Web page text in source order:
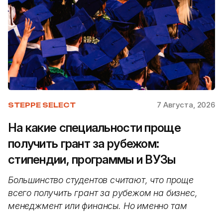
STEPPE SELECT 7 Августа, 2026
На какие специальности проще
получить грант за рубежом:
стипендии, программы и ВУЗы
Большинство студентов считают, что проще
всего получить грант за рубежом на бизнес,
менеджмент или финансы. Но именно там